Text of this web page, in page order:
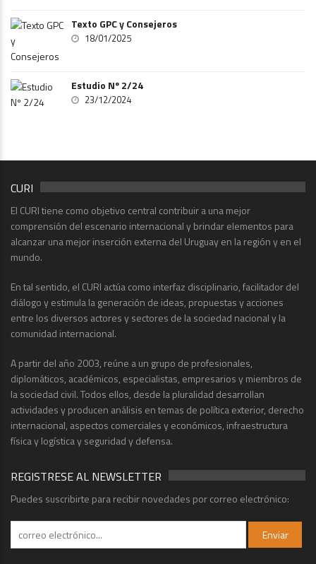
Texto GPC y Consejeros
18/01/2025
Estudio Nº 2/24
23/12/2024
CURI
El CURI tiene como objetivo central contribuir a una mejor
comprensión del escenario internacional y brindar elementos para
alcanzar una mejor inserción externa del Uruguay en la región y en el
mundo.
En tal sentido, el CURI actúa como interfaz disciplinario, facilitador del
diálogo y estimula la generación de ideas, propuestas y acciones
entre los diversos actores y sectores de la sociedad nacional y la
comunidad internacional.
A partir del año 2003, reúne a un grupo de profesionales,
diplomáticos, académicos, especialistas, empresarios y miembros de
la sociedad civil. Todos ellos, desde la pluralidad desarrollan
actividades y producen análisis en temas de política exterior, derecho
internacional, aspectos comerciales y económicos, infraestructura
física y logística y seguridad y defensa.
REGISTRESE AL NEWSLETTER
Puedes suscribirte para recibir novedades por correo electrónico: